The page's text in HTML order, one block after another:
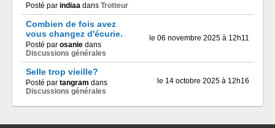
Posté par indiaa dans Trotteur
Combien de fois avez
vous changez d'écurie.
Posté par osanie dans
Discussions générales
le 06 novembre 2025 à 12h11
Selle trop vieille?
Posté par tangram dans
Discussions générales
le 14 octobre 2025 à 12h16